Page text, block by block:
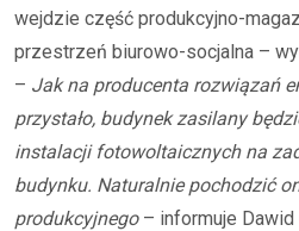
wejdzie część produkcyjno-
przestrzeń biurowo-socjalna –
– Jak na producenta rozwiązań
przystało, budynek zasilany
instalacji fotowoltaicznych na
budynku. Naturalnie pochodzić
produkcyjnego– informuje Dawid